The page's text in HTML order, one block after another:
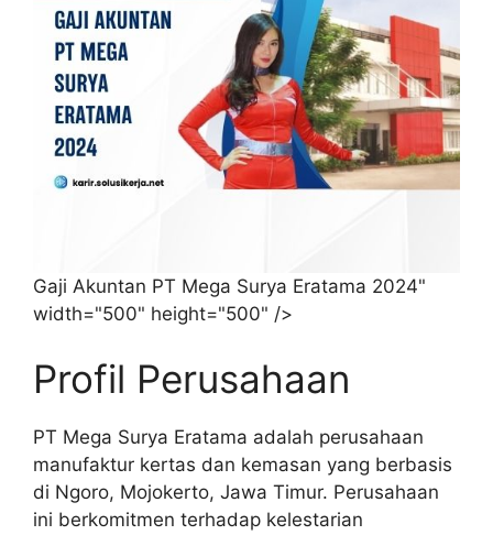
Gaji Akuntan PT Mega Surya Eratama 2024"
width="500" height="500" />
Profil Perusahaan
PT Mega Surya Eratama adalah perusahaan
manufaktur kertas dan kemasan yang berbasis
di Ngoro, Mojokerto, Jawa Timur. Perusahaan
ini berkomitmen terhadap kelestarian